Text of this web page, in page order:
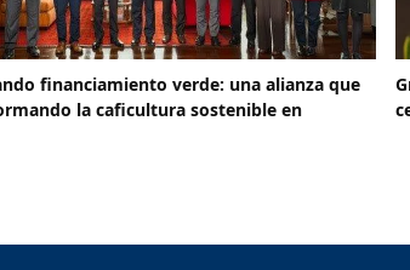
financiamiento verde: una alianza que
la caficultura sostenible en